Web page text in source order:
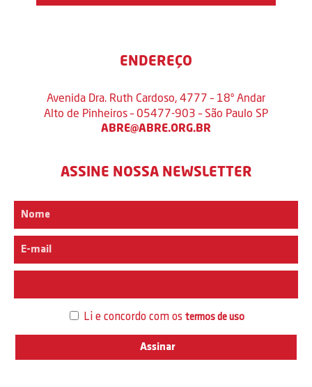
ENDEREÇO
Avenida Dra. Ruth Cardoso, 4777 – 18º Andar
Alto de Pinheiros – 05477-903 – São Paulo SP
ABRE@ABRE.ORG.BR
ASSINE NOSSA NEWSLETTER
Li e concordo com os termos de uso